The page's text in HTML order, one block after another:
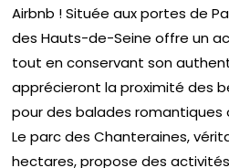
Airbnb ! Située aux portes de
des Hauts-de-Seine offre un
tout en conservant son
apprécieront la proximité des
pour des balades romantiques
Le parc des Chanteraines,
hectares, propose des